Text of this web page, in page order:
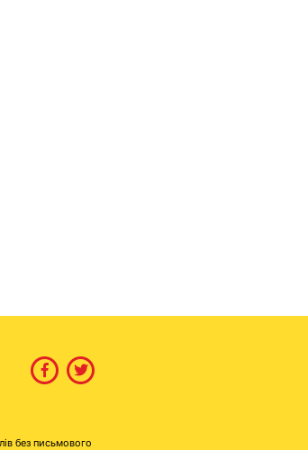
без письмового